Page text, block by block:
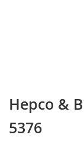
Hepco &
5376
Anfang
der
Bildergalerie